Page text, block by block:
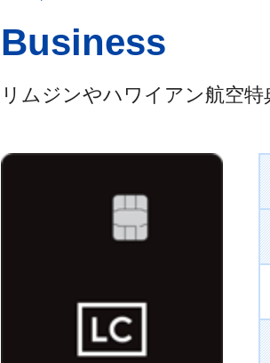
Business
リムジンやハワイアン航空